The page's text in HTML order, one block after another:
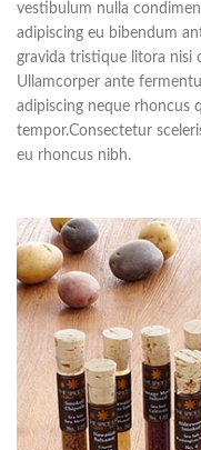
vestibulum nulla
adipiscing eu bibendum
gravida tristique litora nisi
Ullamcorper ante
adipiscing neque rhoncus
tempor.Consectetur
eu rhoncus nibh.